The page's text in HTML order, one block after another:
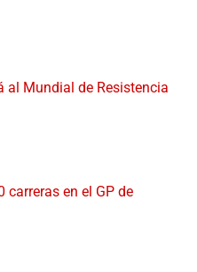
al Mundial de Resistencia
en el GP de